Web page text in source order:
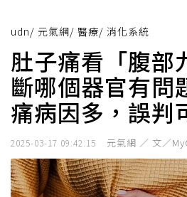
udn/ 元氣網/ 醫療/ 消化系統
肚子痛看「腹部
斷哪個器官有問
痛病因多，誤判
2025-03-17 09:42:15 元氣網 ／ 文／